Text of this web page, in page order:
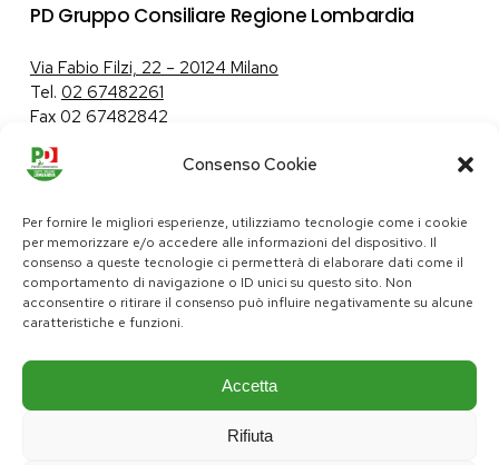
Consenso Cookie
Per fornire le migliori esperienze, utilizziamo tecnologie come i cookie
per memorizzare e/o accedere alle informazioni del dispositivo. Il
consenso a queste tecnologie ci permetterà di elaborare dati come il
comportamento di navigazione o ID unici su questo sito. Non
acconsentire o ritirare il consenso può influire negativamente su alcune
caratteristiche e funzioni.
Accetta
Rifiuta
PD Gruppo Consiliare Regione Lombardia
Via Fabio Filzi, 22 – 20124 Milano
Tel. 02 67482261
Fax 02 67482842
Tutela dei dati personali|Politica sui cookie
pd@consiglio.regione.lombardia.it
ufficiostampa.pd@consiglio.regione.lombardia.it
Pagine Facebook Gruppo Consiliare PD LombardiaPagina Messenger Gruppo Consiliare PD LombardiaPagina Instagram Gruppo PD LombardiaPagina Youtube Gruppo PD Lombardia